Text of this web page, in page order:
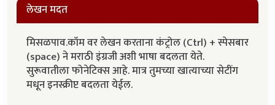
लेखन मदत
मिसळपाव.कॉम वर लेखन करताना कंट्रोल (Ctrl) + स्पेसबार
(space) ने मराठी इंग्रजी अशी भाषा बदलता येते.
सुरूवातीला फोनेटिक्स आहे. मात्र तुमच्या खात्याच्या सेटींग
मधून इनस्क्रीप्ट बदलता येईल.